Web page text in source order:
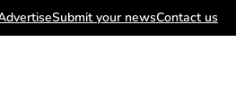
Submit your newsContact us